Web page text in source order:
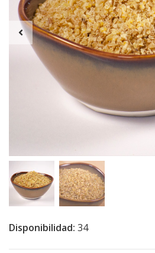
Disponibilidad: 34